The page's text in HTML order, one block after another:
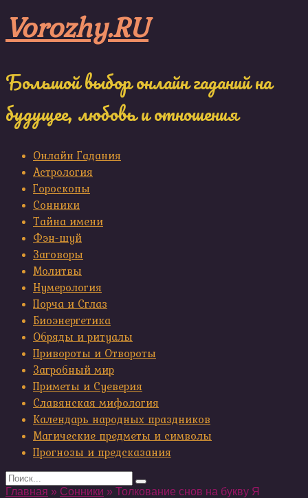
to
content
Vorozhy.RU
Большой выбор онлайн гаданий на
будущее, любовь и отношения
Онлайн Гадания
Астрология
Гороскопы
Сонники
Тайна имени
Фэн-шуй
Заговоры
Молитвы
Нумерология
Порча и Сглаз
Биоэнергетика
Обряды и ритуалы
Привороты и Отвороты
Загробный мир
Приметы и Суеверия
Славянская мифология
Календарь народных праздников
Магические предметы и символы
Прогнозы и предсказания
Search
for:
Главная » Сонники » Толкование снов на букву Я